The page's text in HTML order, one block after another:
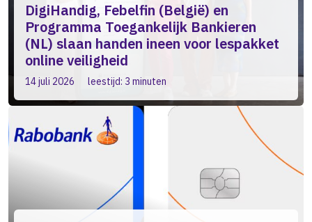
DigiHandig, Febelfin (België) en
Programma Toegankelijk Bankieren
(NL) slaan handen ineen voor lespakket
online veiligheid
14 juli 2026 leestijd: 3 minuten